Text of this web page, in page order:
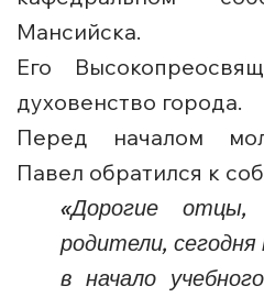
Мансийска.
Его
духовенство города.
Перед началом
Павел обратился к
«Дорогие отцы,
родители,
в начало